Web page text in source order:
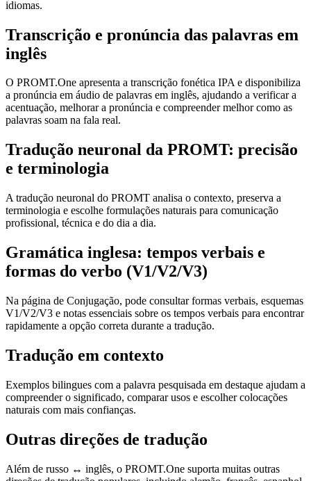
idiomas.
Transcrição e pronúncia das palavras em
inglês
O PROMT.One apresenta a transcrição fonética IPA e disponibiliza
a pronúncia em áudio de palavras em inglês, ajudando a verificar a
acentuação, melhorar a pronúncia e compreender melhor como as
palavras soam na fala real.
Tradução neuronal da PROMT: precisão
e terminologia
A tradução neuronal do PROMT analisa o contexto, preserva a
terminologia e escolhe formulações naturais para comunicação
profissional, técnica e do dia a dia.
Gramática inglesa: tempos verbais e
formas do verbo (V1/V2/V3)
Na página de Conjugação, pode consultar formas verbais, esquemas
V1/V2/V3 e notas essenciais sobre os tempos verbais para encontrar
rapidamente a opção correta durante a tradução.
Tradução em contexto
Exemplos bilingues com a palavra pesquisada em destaque ajudam a
compreender o significado, comparar usos e escolher colocações
naturais com mais confianças.
Outras direções de tradução
Além de russo ↔ inglês, o PROMT.One suporta muitas outras